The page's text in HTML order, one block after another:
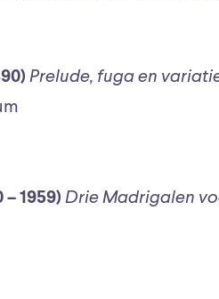
Prelude, fuga en
– 1959) Drie Madrigalen